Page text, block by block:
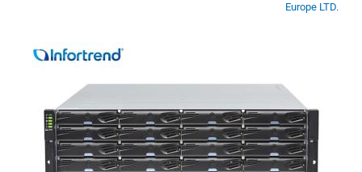
Europe LTD.